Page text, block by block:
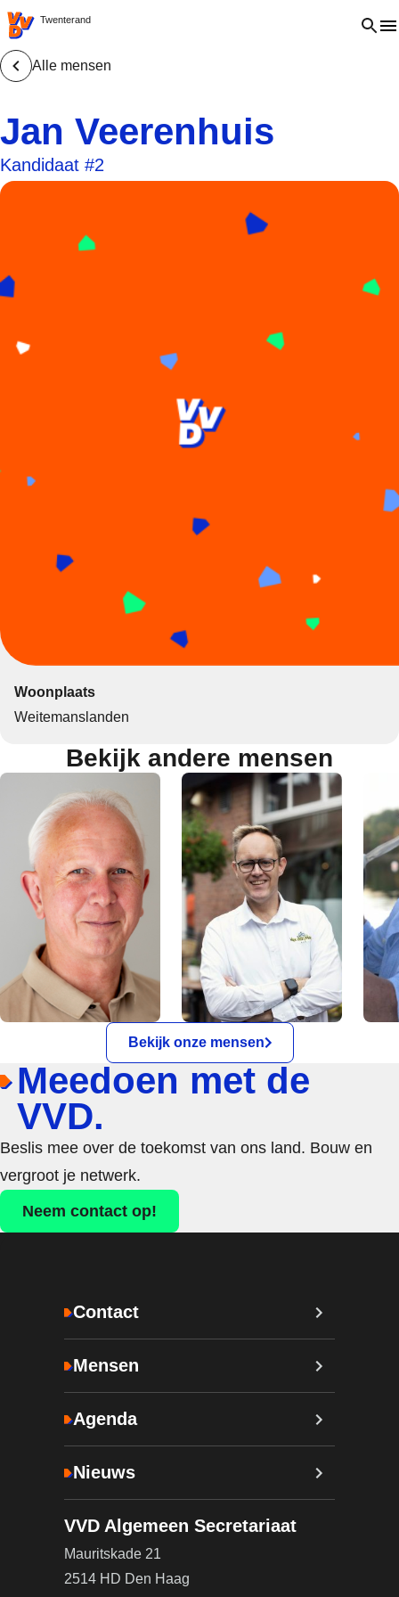
VVD.nl - Ga naar de homepage
Twenterand Open
Alle mensen
Jan Veerenhuis
Kandidaat #2
Woonplaats
Weitemanslanden
Bekijk andere mensen
Bekijk onze mensen
Meedoen met de
VVD.
Beslis mee over de toekomst van ons land. Bouw en
vergroot je netwerk.
Neem contact op!
Contact
Mensen
Agenda
Nieuws
VVD Algemeen Secretariaat
Mauritskade 21
2514 HD Den Haag